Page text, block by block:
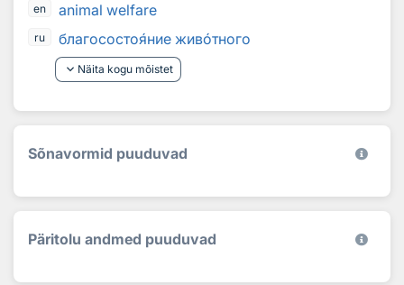
en animal welfare
ru благосостояние животного
keyboard_arrow_down Näita kogu mõistet
Sõnavormid puuduvad
Päritolu andmed puuduvad